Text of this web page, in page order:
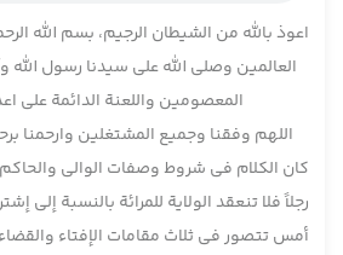
اعوذ بالله من الشیطان الرجیم، بسم الله
العالمین وصلی الله علی سیدنا رسول الله
المعصومین واللعنة الدائمة علی
اللهم وفقنا وجمیع المشتغلین وارحمنا
كان الكلام في شروط وصفات الوالي
رجلاً فلا تنعقد الولاية للمرائة بالنسبة إلى
أمس تتصور في ثلاث مقامات الإفتاء والقضاء